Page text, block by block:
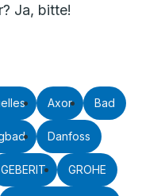
Ja, bitte!
Axor Bad
Danfoss
GEBERIT GROHE